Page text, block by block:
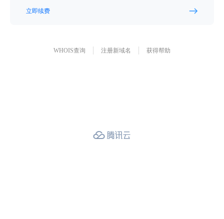
立即续费
WHOIS查询 注册新域名 获得帮助